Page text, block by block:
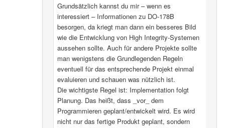
Grundsätzlich kannst du mir – wenn es
interessiert – Informationen zu DO-178B
besorgen, da kriegt man dann ein besseres Bild
wie die Entwicklung von High Integrity-Systemen
aussehen sollte. Auch für andere Projekte sollte
man wenigstens die Grundlegenden Regeln
eventuell für das entsprechende Projekt einmal
evaluieren und schauen was nützlich ist.
Die wichtigste Regel ist: Implementation folgt
Planung. Das heißt, dass _vor_ dem
Programmieren geplant/entwickelt wird. Es wird
nicht nur das fertige Produkt geplant, sondern